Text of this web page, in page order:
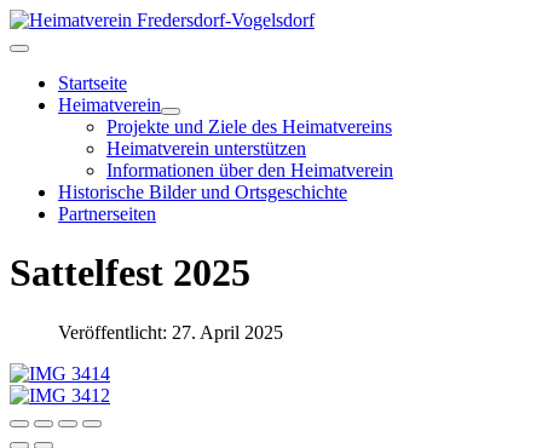
Startseite
Heimatverein
Projekte und Ziele des Heimatvereins
Heimatverein unterstützen
Informationen über den Heimatverein
Historische Bilder und Ortsgeschichte
Partnerseiten
Sattelfest 2025
Veröffentlicht: 27. April 2025